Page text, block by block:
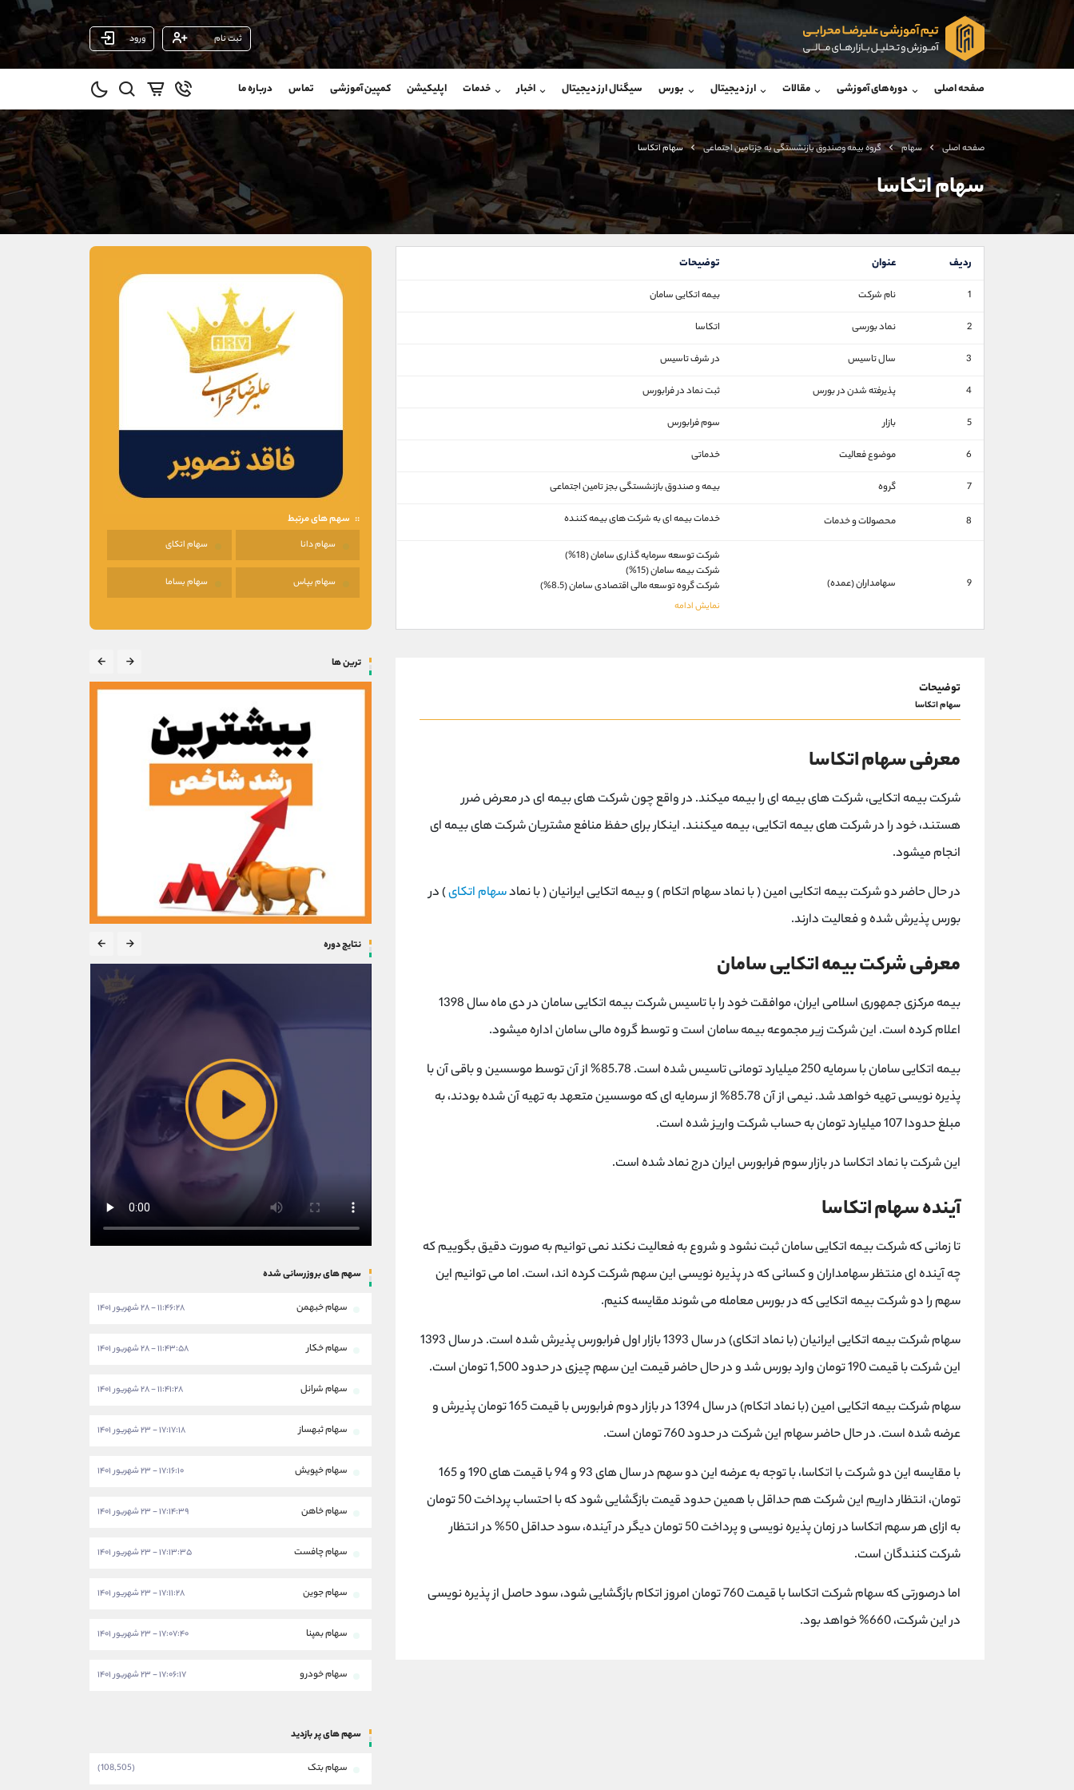
ثبت نام ورود
صفحه اصلی دوره‌های آموزشی مقالات ارز دیجیتال بورس سیگنال ارز دیجیتال اخبار خدمات اپلیکیشن کمپین آموزشی تماس درباره ما
صفحه اصلی سهام گروه بيمه وصندوق بازنشستگی به جزتامين اجتماعی سهام اتکاسا
سهام اتکاسا
ردیف عنوان توضیحات
1 نام شرکت
بیمه اتکایی سامان
2
نماد بورسی
اتکاسا
3
سال تاسیس
در شرف تاسیس
4
پذیرفته شدن در بورس
ثبت نماد در فرابورس
5
بازار
سوم فرابورس
6
موضوع فعالیت
خدماتی
7
گروه بیمه و صندوق بازنشستگی بجز تامین اجتماعی
8 محصولات و خدمات خدمات بیمه ای به شرکت های بیمه کننده
9 سهامداران (عمده)
شرکت توسعه سرمایه گذاری سامان (18%)
شرکت بیمه سامان (15%)
شرکت گروه توسعه مالی اقتصادی سامان (8.5%)
سهم های مرتبط
سهام دانا سهام اتکای
سهام بپاس سهام بساما
توضیحات
سهام اتکاسا
معرفی سهام اتکاسا
شرکت بیمه اتکایی، شرکت های بیمه ای را بیمه میکند. در واقع چون شرکت های بیمه ای در معرض ضرر
هستند، خود را در شرکت های بیمه اتکایی، بیمه میکنند. اینکار برای حفظ منافع مشتریان شرکت های بیمه ای
انجام میشود.
در حال حاضر دو شرکت بیمه اتکایی امین ( با نماد سهام اتکام ) و بیمه اتکایی ایرانیان ( با نمادسهام اتکای) در
بورس پذیرش شده و فعالیت دارند.
معرفی شرکت بیمه اتکایی سامان
بیمه مرکزی جمهوری اسلامی ایران، موافقت خود را با تاسیس شرکت بیمه اتکایی سامان در دی ماه سال 1398
اعلام کرده است. این شرکت زیر مجموعه بیمه سامان است و توسط گروه مالی سامان اداره میشود.
بیمه اتکایی سامان با سرمایه 250 میلیارد تومانی تاسیس شده است. 85.78% از آن توسط موسسین و باقی آن با
پذیره نویسی تهیه خواهد شد. نیمی از آن 85.78% از سرمایه ای که موسسین متعهد به تهیه آن شده بودند، به
مبلغ حدودا 107 میلیارد تومان به حساب شرکت واریز شده است.
این شرکت با نماد اتکاسا در بازار سوم فرابورس ایران درج نماد شده است.
آینده سهام اتکاسا
تا زمانی که شرکت بیمه اتکایی سامان ثبت نشود و شروع به فعالیت نکند نمی توانیم به صورت دقیق بگوییم که
چه آینده ای منتظر سهامداران و کسانی که در پذیره نویسی این سهم شرکت کرده اند، است. اما می توانیم این
سهم را دو شرکت بیمه اتکایی که در بورس معامله می شوند مقایسه کنیم.
سهام شرکت بیمه اتکایی ایرانیان (با نماد اتکای) در سال 1393 بازار اول فرابورس پذیرش شده است. در سال 1393
این شرکت با قیمت 190 تومان وارد بورس شد و در حال حاضر قیمت این سهم چیزی در حدود 1,500 تومان است.
سهام شرکت بیمه اتکایی امین (با نماد اتکام) در سال 1394 در بازار دوم فرابورس با قیمت 165 تومان پذیرش و
عرضه شده است. در حال حاضر سهام این شرکت در حدود 760 تومان است.
با مقایسه این دو شرکت با اتکاسا، با توجه به عرضه این دو سهم در سال های 93 و 94 با قیمت های 190 و 165
تومان، انتظار داریم این شرکت هم حداقل با همین حدود قیمت بازگشایی شود که با احتساب پرداخت 50 تومان
به ازای هر سهم اتکاسا در زمان پذیره نویسی و پرداخت 50 تومان دیگر در آینده، سود حداقل 50% در انتظار
شرکت کنندگان است.
اما درصورتی که سهام شرکت اتکاسا با قیمت 760 تومان امروز اتکام بازگشایی شود، سود حاصل از پذیره نویسی
در این شرکت، 660% خواهد بود.
ترین ها
نتایج دوره
سهم های بروزرسانی شده
سهام خبهمن ۱۱:۴۶:۲۸ - ۲۸ شهریور ۱۴۰۱
سهام خکار ۱۱:۴۳:۵۸ - ۲۸ شهریور ۱۴۰۱
سهام شرانل ۱۱:۴۱:۲۸ - ۲۸ شهریور ۱۴۰۱
سهام ثبهساز ۱۷:۱۷:۱۸ - ۲۳ شهریور ۱۴۰۱
سهام خپویش ۱۷:۱۶:۱۰ - ۲۳ شهریور ۱۴۰۱
سهام خاهن ۱۷:۱۴:۳۹ - ۲۳ شهریور ۱۴۰۱
سهام چافست ۱۷:۱۳:۳۵ - ۲۳ شهریور ۱۴۰۱
سهام جوین ۱۷:۱۱:۲۸ - ۲۳ شهریور ۱۴۰۱
سهام بمپنا ۱۷:۰۷:۴۰ - ۲۳ شهریور ۱۴۰۱
سهام خودرو ۱۷:۰۶:۱۷ - ۲۳ شهریور ۱۴۰۱
سهم های پر بازدید
سهام بتک (108,505)
واتساپ شروع گفتگو
@Armteam_admin_103
داخلی 103
واتساپ شروع گفتگو
تلگرام @Armteam_admin_por
107
شروع گفتگو
@Armteam_admin_104
داخلی 104
(یوسف فرخنده)
09194198792
واتساپ شروع گفتگو
تلگرام @Armteam_admin_33
اطلاعات تماس (دفتر فروش)
021-22021030
تلفن
بدون پیش شماره 90001030
@alirezamehrabi_com
کانال بله @alirezamehrabi_official